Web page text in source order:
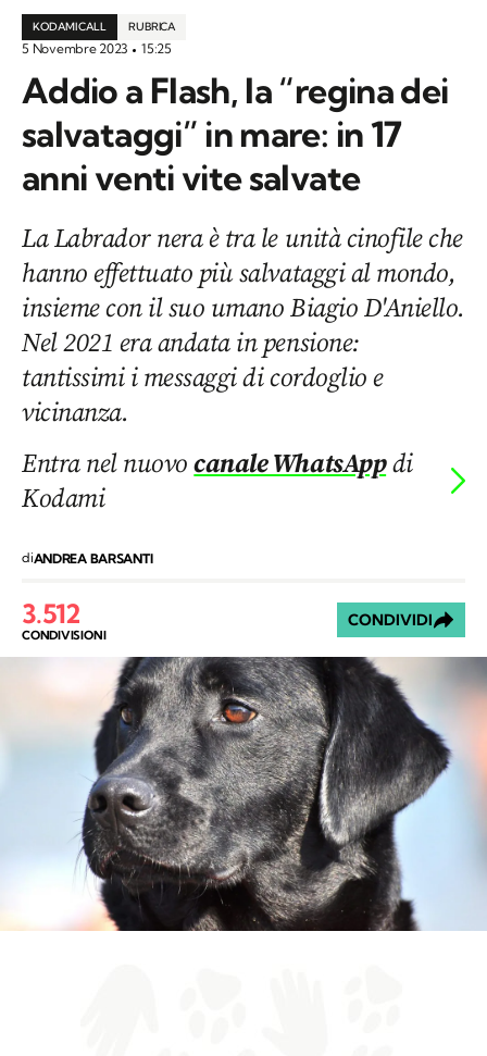
KODAMI CALL RUBRICA
5 Novembre 2023 15:25
Addio a Flash, la “regina dei
salvataggi” in mare: in 17
anni venti vite salvate
La Labrador nera è tra le unità cinofile che
hanno effettuato più salvataggi al mondo,
insieme con il suo umano Biagio D'Aniello.
Nel 2021 era andata in pensione:
tantissimi i messaggi di cordoglio e
vicinanza.
Entra nel nuovocanale WhatsAppdi
Kodami
diANDREA BARSANTI
3.512
CONDIVISIONI
CONDIVIDI